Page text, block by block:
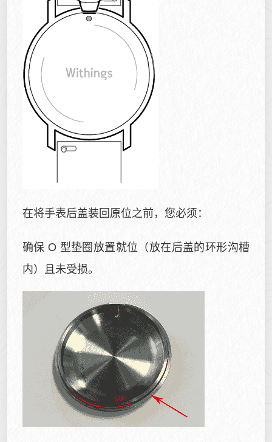
在将手表后盖装回原位之前，您必须：
确保 O 型垫圈放置就位（放在后盖的环形沟槽
内）且未受损。